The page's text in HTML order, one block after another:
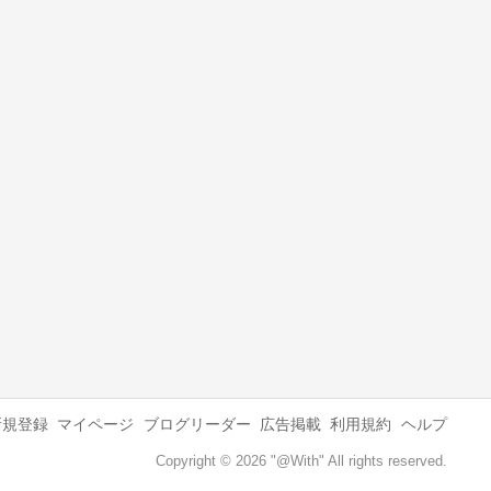
規登録 マイページ ブログリーダー 広告掲載 利用規約 ヘルプ
Copyright © 2026 "@With" All rights reserved.